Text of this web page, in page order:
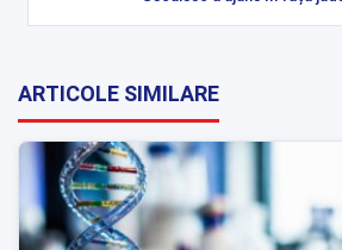
ARTICOLE SIMILARE